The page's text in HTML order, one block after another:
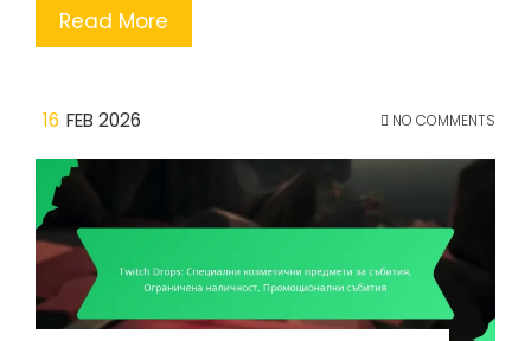
Read More
16 FEB 2026 NO COMMENTS